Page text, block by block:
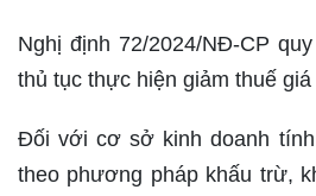
Nghị định 72/2024/NĐ-CP
thủ tục thực hiện giảm thuế
Đối với cơ sở kinh doanh
theo phương pháp khấu trừ,